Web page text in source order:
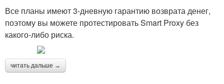
Все планы имеют 3-дневную гарантию возврата денег,
поэтому вы можете протестировать Smart Proxy без
какого-либо риска.
читать дальше →